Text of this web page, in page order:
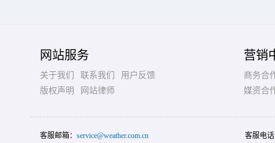
网站服务
关于我们 联系我们
用户反馈
版权声明
网站律师
营销
商务合
媒资合
客服邮箱： service@weather.com.cn 客服电